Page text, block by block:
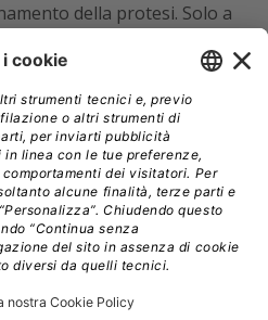
della protesi. Solo a
produzione dei componenti
infine, si procede
di un sistema di
permette un corretto
e di collocare la protesi così
virtuale. “Con questa
con lunga
–si limitano al massimo gli
chirurgico e si ottiene il